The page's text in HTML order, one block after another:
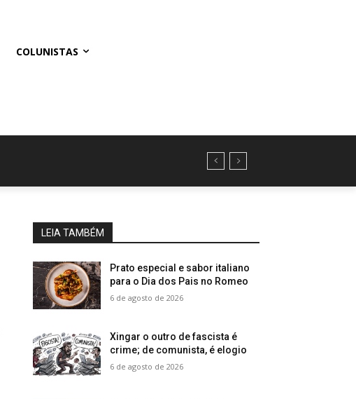
COLUNISTAS
LEIA TAMBÉM
Prato especial e sabor italiano
para o Dia dos Pais no Romeo
6 de agosto de 2026
Xingar o outro de fascista é
crime; de comunista, é elogio
6 de agosto de 2026